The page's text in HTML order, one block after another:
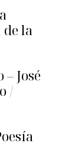
la
José
/